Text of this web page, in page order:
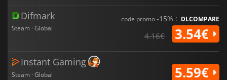
Difmark
Steam · Global
code promo-15% : DLCOMPARE
4.16€ 3.54€
Instant Gaming
Steam · Global 5.59€